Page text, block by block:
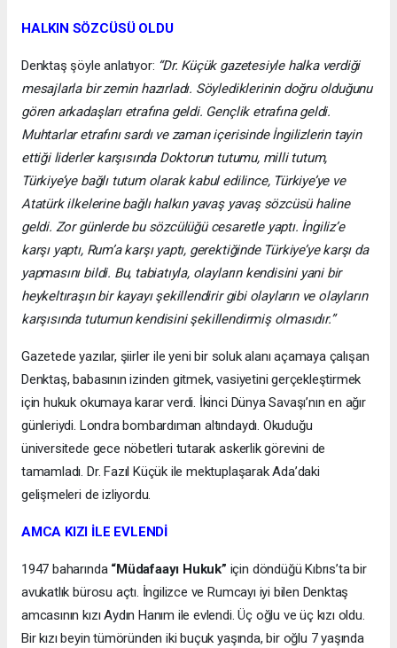
HALKIN SÖZCÜSÜ OLDU
Denktaş şöyle anlatıyor: “Dr. Küçük gazetesiyle halka verdiği
mesajlarla bir zemin hazırladı. Söylediklerinin doğru olduğunu
gören arkadaşları etrafına geldi. Gençlik etrafına geldi.
Muhtarlar etrafını sardı ve zaman içerisinde İngilizlerin tayin
ettiği liderler karşısında Doktorun tutumu, milli tutum,
Türkiye’ye bağlı tutum olarak kabul edilince, Türkiye’ye ve
Atatürk ilkelerine bağlı halkın yavaş yavaş sözcüsü haline
geldi. Zor günlerde bu sözcülüğü cesaretle yaptı. İngiliz’e
karşı yaptı, Rum’a karşı yaptı, gerektiğinde Türkiye’ye karşı da
yapmasını bildi. Bu, tabiatıyla, olayların kendisini yani bir
heykeltıraşın bir kayayı şekillendirir gibi olayların ve olayların
karşısında tutumun kendisini şekillendirmiş olmasıdır.”
Gazetede yazılar, şiirler ile yeni bir soluk alanı açamaya çalışan
Denktaş, babasının izinden gitmek, vasiyetini gerçekleştirmek
için hukuk okumaya karar verdi. İkinci Dünya Savaşı’nın en ağır
günleriydi. Londra bombardıman altındaydı. Okuduğu
üniversitede gece nöbetleri tutarak askerlik görevini de
tamamladı. Dr. Fazıl Küçük ile mektuplaşarak Ada’daki
gelişmeleri de izliyordu.
AMCA KIZI İLE EVLENDİ
1947 baharında “Müdafaayı Hukuk” için döndüğü Kıbrıs’ta bir
avukatlık bürosu açtı. İngilizce ve Rumcayı iyi bilen Denktaş
amcasının kızı Aydın Hanım ile evlendi. Üç oğlu ve üç kızı oldu.
Bir kızı beyin tümöründen iki buçuk yaşında, bir oğlu 7 yaşında